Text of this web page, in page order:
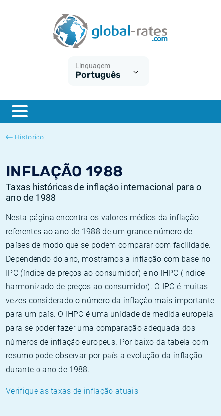
Linguagem
Português
Historico
INFLAÇÃO 1988
Taxas históricas de inflação internacional para o
ano de 1988
Nesta página encontra os valores médios da inflação
referentes ao ano de 1988 de um grande número de
países de modo que se podem comparar com facilidade.
Dependendo do ano, mostramos a inflação com base no
IPC (índice de preços ao consumidor) e no IHPC (índice
harmonizado de preços ao consumidor). O IPC é muitas
vezes considerado o número da inflação mais importante
para um país. O IHPC é uma unidade de medida europeia
para se poder fazer uma comparação adequada dos
números de inflação europeus. Por baixo da tabela com
resumo pode observar por país a evolução da inflação
durante o ano de 1988.
Verifique as taxas de inflação atuais
ESTER
SONIA
O que é a inflação do IPC?
O que é a inflação do IHPC?
Inflação Estados Unidos
Inflação Europa
Taxas Euribor históricas
Taxas ESTER históricas
Taxas SONIA históricas
Taxas TONAR históricas
Calculadora de inflação